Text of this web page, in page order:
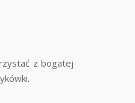
z bogatej